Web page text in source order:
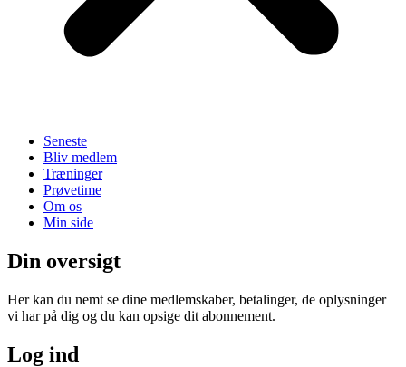
Seneste
Bliv medlem
Træninger
Prøvetime
Om os
Min side
Din oversigt
Her kan du nemt se dine medlemskaber, betalinger, de oplysninger
vi har på dig og du kan opsige dit abonnement.
Log ind